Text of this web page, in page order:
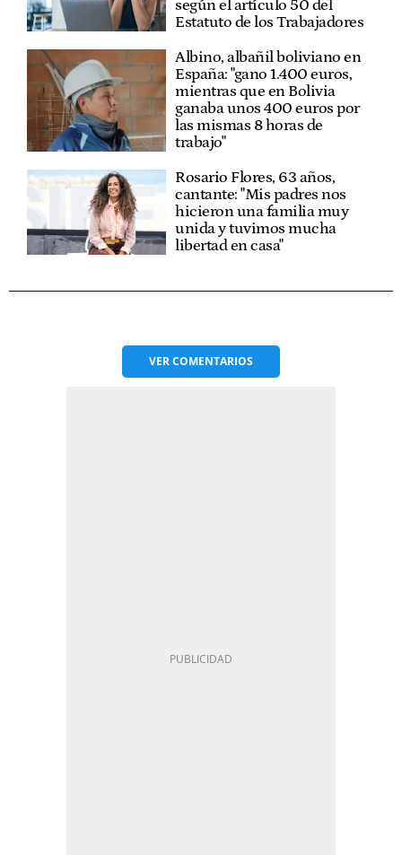
según el artículo 50 del
Estatuto de los Trabajadores
Albino, albañil boliviano en
España: "gano 1.400 euros,
mientras que en Bolivia
ganaba unos 400 euros por
las mismas 8 horas de
trabajo"
Rosario Flores, 63 años,
cantante: "Mis padres nos
hicieron una familia muy
unida y tuvimos mucha
libertad en casa"
VERCOMENTARIOS